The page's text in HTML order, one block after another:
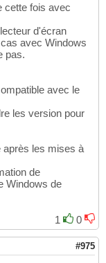
cette fois avec
d'écran
avec Windows
pas.
avec le
les version pour
après les mises à
de
Windows de
1
0
#975